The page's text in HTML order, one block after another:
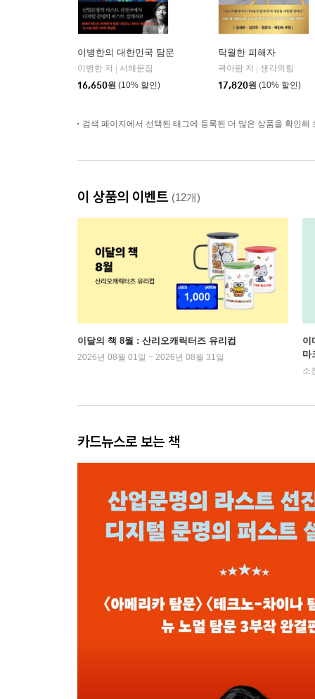
이병한의 대한민국 탐문
이병한 저
서해문집
16,650원 (10% 할인)
탁월한 피해자
곽아람 저
생각의힘
17,820원 (10% 할인)
검색 페이지에서 선택된 태그에 등록된 더 많은 상품을 확인해
이 상품의 이벤트 (12개)
이달의 책 8월 : 산리오캐릭터즈 유리컵
2026년 08월 01일 ~ 2026년 08월 31일
이
마
소
카드뉴스로 보는 책